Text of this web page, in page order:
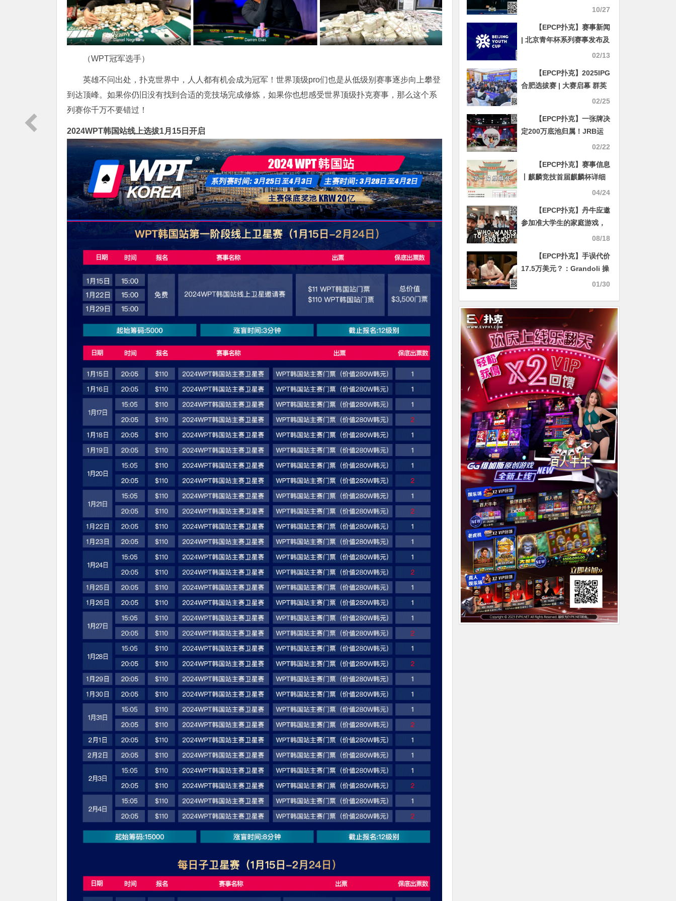
（WPT冠军选手）
英雄不问出处，扑克世界中，人人都有机会成为冠军！世界顶级pro们也是从低级别赛事逐步向上攀登
到达顶峰。如果你仍旧没有找到合适的竞技场完成修炼，如果你也想感受世界顶级扑克赛事，那么这个系
列赛你千万不要错过！
2024WPT韩国站线上选拔1月15日开启
冠军，收获职业生涯EPT首
10/27
【EPCP扑克】赛事新闻
| 北京青年杯系列赛事发布及
02/13
【EPCP扑克】2025IPG
合肥选拔赛 | 大赛启幕 群英
汇聚，决战线合肥！霸都杯
44人晋级
02/25
【EPCP扑克】一张牌决
定200万底池归属！JRB运
02/22
【EPCP扑克】赛事信息
丨麒麟竞技首届麒麟杯详细
赛程赛制&平潭旅游攻略04/24
【EPCP扑克】丹牛应邀
参加准大学生的家庭游戏，
08/18
【EPCP扑克】手误代价
17.5万美元？：Grandoli 操
01/30